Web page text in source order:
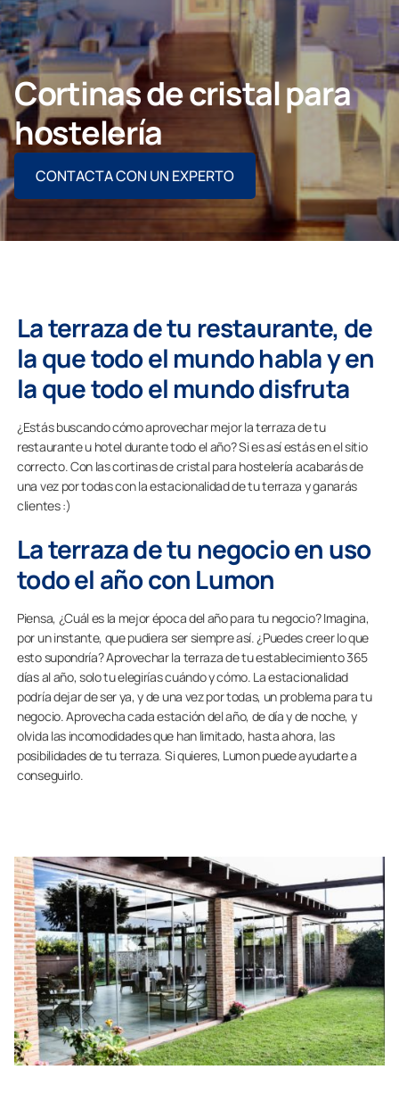
Particulares
Grupo Lumon
CONTACTO PROFESIONAL
Cortinas de cristal para
hostelería
CONTACTA CON UN EXPERTO
La terraza de tu restaurante, de
la que todo el mundo habla y en
la que todo el mundo disfruta
¿Estás buscando cómo aprovechar mejor la terraza de tu
restaurante u hotel durante todo el año? Si es así estás en el sitio
correcto. Con las cortinas de cristal para hostelería acabarás de
una vez por todas con la estacionalidad de tu terraza y ganarás
clientes :)
La terraza de tu negocio en uso
todo el año con Lumon
Piensa, ¿Cuál es la mejor época del año para tu negocio? Imagina,
por un instante, que pudiera ser siempre así. ¿Puedes creer lo que
esto supondría? Aprovechar la terraza de tu establecimiento 365
días al año, solo tu elegirías cuándo y cómo. La estacionalidad
podría dejar de ser ya, y de una vez por todas, un problema para tu
negocio. Aprovecha cada estación del año, de día y de noche, y
olvida las incomodidades que han limitado, hasta ahora, las
posibilidades de tu terraza. Si quieres, Lumon puede ayudarte a
conseguirlo.